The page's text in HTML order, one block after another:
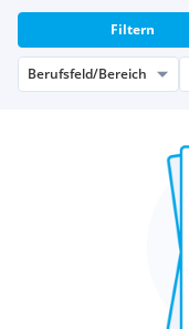
Filtern
Berufsfeld/Bereich